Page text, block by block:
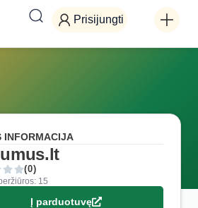
Prisijungti
INFORMACIJA
(0)
15
Į parduotuvę